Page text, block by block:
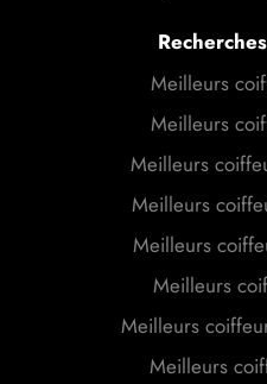
Meilleurs
Meilleurs
Meilleurs
Meilleurs
Meilleurs
Meilleurs
Meilleurs
Meilleurs